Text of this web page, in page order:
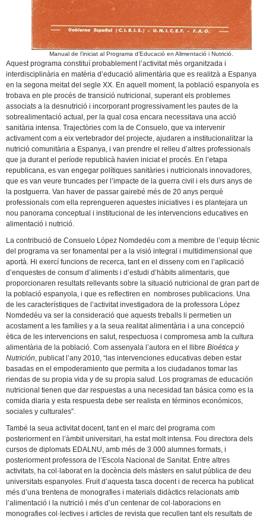
Manual de l’iniciat al Programa d’Educació en Alimentació i Nutrició.
Aquest programa constituí probablement l’activitat més organitzada i
interdisciplinària en matèria d’educació alimentària que es realitzà a Espanya
en la segona meitat del segle XX. En aquell moment, la població espanyola es
trobava en ple procés de transició nutricional, superant els problemes
associats a la desnutrició i incorporant progressivament les pautes de la
sobrealimentació actual, per la qual cosa encara necessitava una acció
sanitària intensa. Trajectòries com la de Consuelo, que va intervenir
activament com a eix vertebrador del projecte, ajudaren a institucionalitzar la
nutrició comunitària a Espanya, i van prendre el relleu d’altres professionals
que ja durant el període republicà havien iniciat el procés. En l’etapa
republicana, es van engegar polítiques sanitàries i nutricionals innovadores,
que es van veure truncades per l’impacte de la guerra civil i els durs anys de
la postguerra. Van haver de passar gairebé més de 20 anys perquè
professionals com ella reprengueren aquestes iniciatives i es plantejara un
nou panorama conceptual i institucional de les intervencions educatives en
alimentació i nutrició.
La contribució de Consuelo López Nomdedéu com a membre de l’equip tècnic
del programa va ser fonamental per a la visió integral i multidimensional que
aportà. Hi exercí funcions de recerca, tant en el disseny com en l’aplicació
d’enquestes de consum d’aliments i d’estudi d’hàbits alimentaris, que
proporcionaren resultats rellevants sobre la situació nutricional de gran part de
la població espanyola, i que es reflectiren en nombroses publicacions. Una
de les característiques de l’activitat investigadora de la professora López
Nomdedéu va ser la consideració que aquests treballs li permetien un
acostament a les famílies y a la seua realitat alimentària i a una concepció
ètica de les intervencions en salut, respectuosa i compromesa amb la cultura
alimentària de la població. Com assenyala l’autora en el llibreBioética y
Nutrición , publicat l’any 2010, “las intervenciones educativas deben estar
basadas en el empoderamiento que permita a los ciudadanos tomar las
riendas de su propia vida y de su propia salud. Los programas de educación
nutricional tienen que dar respuestas a una necesidad tan básica como es la
comida diaria y esta respuesta debe ser realista en términos económicos,
sociales y culturales”.
També la seua activitat docent, tant en el marc del programa com
posteriorment en l’àmbit universitari, ha estat molt intensa. Fou directora dels
cursos de diplomats EDALNU, amb més de 3.000 alumnes formats, i
posteriorment professora de l’Escola Nacional de Sanitat. Entre altres
activitats, ha col·laborat en la docència dels màsters en salut pública de deu
universitats espanyoles. Fruit d’aquesta tasca docent i de recerca ha publicat
més d’una trentena de monografies i materials didàctics relacionats amb
l’alimentació i la nutrició i més d’un centenar de col·laboracions en
monografies col·lectives i articles de revista que recullen tant els resultats de